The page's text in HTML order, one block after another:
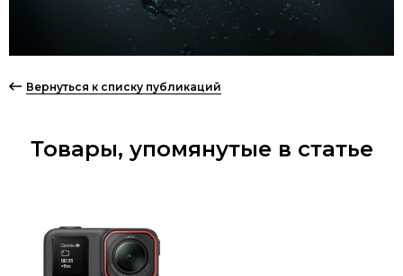
Вернуться к списку публикаций
Товары, упомянутые в статье